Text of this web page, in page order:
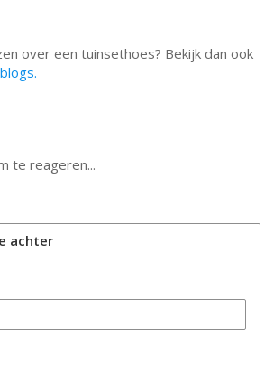
over een tuinsethoes? Bekijk dan ook
blogs.
te reageren...
achter